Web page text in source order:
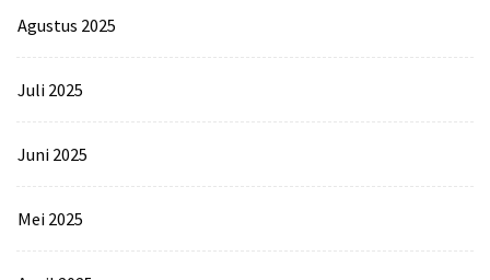
Agustus 2025
Juli 2025
Juni 2025
Mei 2025